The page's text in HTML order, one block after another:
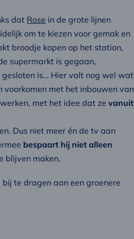
dat Rose in de grote lijnen
om te kiezen voor gemak en
broodje kopen op het station,
supermarkt is gegaan,
is… Hier valt nog wel wat
met het inbouwen van
met het idee dat ze vanuit
Dus niet meer én de tv aan
bespaart hij niet alleen
blijven maken.
te dragen aan een groenere